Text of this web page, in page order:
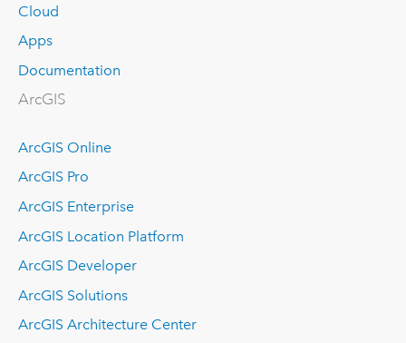
Cloud
Apps
Documentation
ArcGIS
ArcGIS Online
ArcGIS Pro
ArcGIS Enterprise
ArcGIS Location Platform
ArcGIS Developer
ArcGIS Solutions
ArcGIS Architecture Center